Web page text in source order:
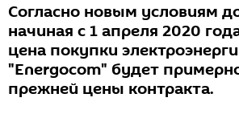
Согласно новым условиям
начиная с 1 апреля 2020
цена покупки
"Energocom" будет
прежней цены контракта.